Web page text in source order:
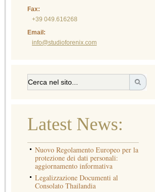
Fax:
+39 049.616268
Email:
info@studioforenix.com
Latest News:
Nuovo Regolamento Europeo per la
protezione dei dati personali:
aggiornamento informativa
Legalizzazione Documenti al
Consolato Thailandia